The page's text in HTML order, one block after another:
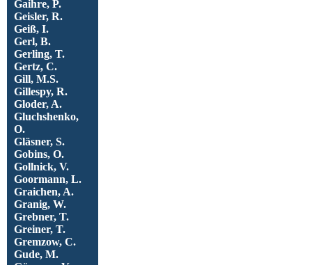
Gaihre, P.
Geisler, R.
Geiß, I.
Gerl, B.
Gerling, T.
Gertz, C.
Gill, M.S.
Gillespy, R.
Gloder, A.
Gluchshenko,
O.
Gläsner, S.
Gobins, O.
Gollnick, V.
Goormann, L.
Graichen, A.
Granig, W.
Grebner, T.
Greiner, T.
Gremzow, C.
Gude, M.